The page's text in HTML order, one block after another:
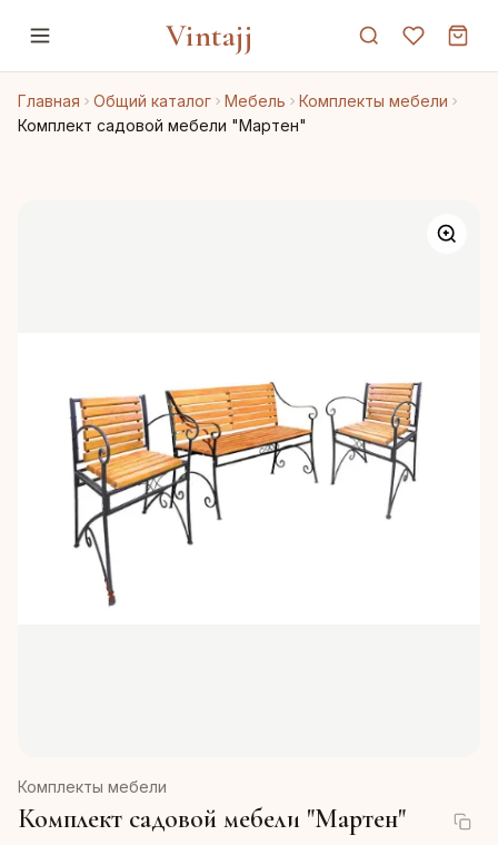
Vintajj
Главная Общий каталог Мебель
Комплекты мебели
Комплект садовой мебели "Мартен"
Комплекты мебели
Комплект садовой мебели "Мартен"